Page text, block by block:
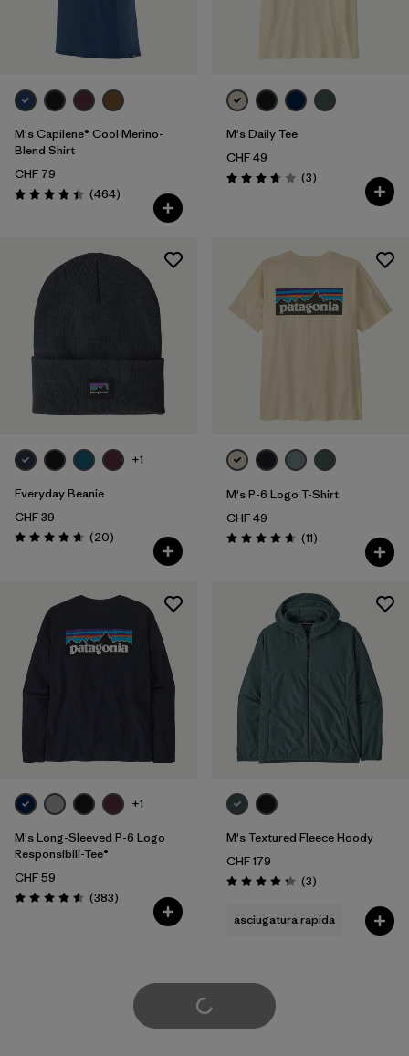
M's Capilene® Cool Merino-
Blend Shirt
CHF 79
Valutazione: 4.5 / 5
(464Recensioni
)
M's Daily Tee
CHF 49
Valutazione: 3.7 / 5
(3Recensioni
)
+1
Everyday Beanie
CHF 39
Valutazione: 4.7 / 5
(20Recensioni
)
M's P-6 Logo T-Shirt
CHF 49
Valutazione: 4.6 / 5
(11Recensioni
)
+1
M's Long-Sleeved P-6 Logo
Responsibili-Tee®
CHF 59
Valutazione: 4.6 / 5
(383Recensioni
)
M's Textured Fleece Hoody
CHF 179
Valutazione: 4.3 / 5
(3Recensioni
)
asciugatura rapida
Carica di più